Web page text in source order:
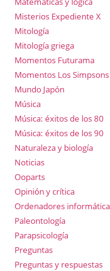
Misterios Expediente X
Mitología
Mitología griega
Momentos Futurama
Momentos Los Simpsons
Mundo Japón
Música
Música: éxitos de los 80
Música: éxitos de los 90
Naturaleza y biología
Noticias
Ooparts
Opinión y crítica
Ordenadores informática
Paleontología
Parapsicología
Preguntas
Preguntas y respuestas